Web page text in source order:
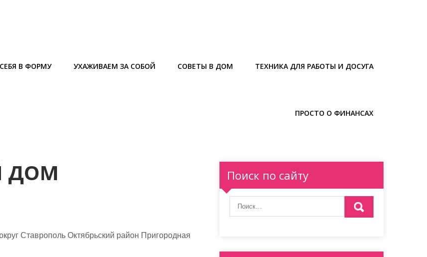
В ФОРМУ УХАЖИВАЕМ ЗА СОБОЙ СОВЕТЫ В ДОМ ТЕХНИКА ДЛЯ РАБОТЫ И ДОСУГА
ПРОСТО О ФИНАНСАХ
ДОМ
Ставрополь Октябрьский район Пригородная
Поиск по сайту